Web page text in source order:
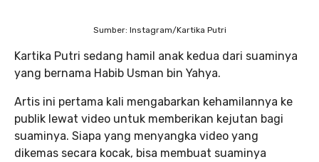
Sumber: Instagram/Kartika Putri
Kartika Putri sedang hamil anak kedua dari suaminya
yang bernama Habib Usman bin Yahya.
Artis ini pertama kali mengabarkan kehamilannya ke
publik lewat video untuk memberikan kejutan bagi
suaminya. Siapa yang menyangka video yang
dikemas secara kocak, bisa membuat suaminya